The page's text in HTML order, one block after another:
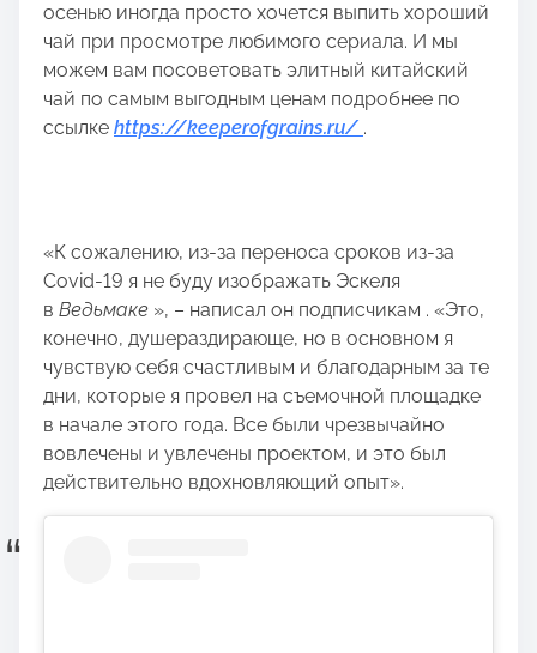
осенью иногда просто хочется выпить хороший
чай при просмотре любимого сериала. И мы
можем вам посоветовать элитный китайский
чай по самым выгодным ценам подробнее по
ссылке https://keeperofgrains.ru/ .
«К сожалению, из-за переноса сроков из-за
Covid-19 я не буду изображать Эскеля
в Ведьмаке », – написал он подписчикам . «Это,
конечно, душераздирающе, но в основном я
чувствую себя счастливым и благодарным за те
дни, которые я провел на съемочной площадке
в начале этого года. Все были чрезвычайно
вовлечены и увлечены проектом, и это был
действительно вдохновляющий опыт».